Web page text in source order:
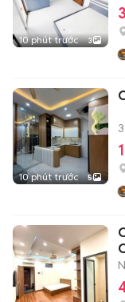
10 phút trước 3
10 phút trước 5